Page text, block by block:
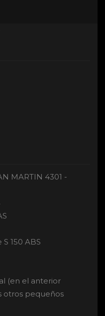
MARTIN 4301 -
150 ABS
(en el anterior
otros pequeños